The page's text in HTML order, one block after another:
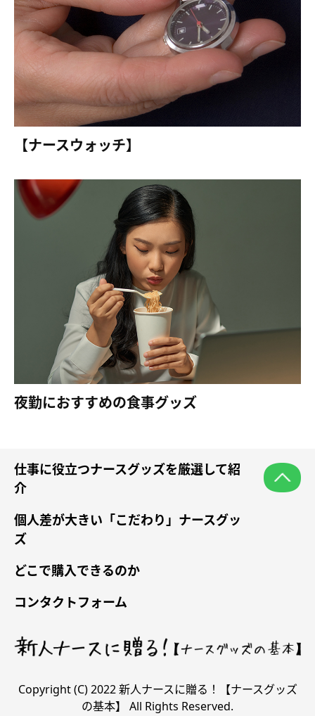
【ナースウォッチ】
夜勤におすすめの食事グッズ
仕事に役立つナースグッズを厳選して紹
介
個人差が大きい「こだわり」ナースグッ
ズ
どこで購入できるのか
コンタクトフォーム
Copyright (C) 2022 新人ナースに贈る！【ナースグッズ
の基本】 All Rights Reserved.